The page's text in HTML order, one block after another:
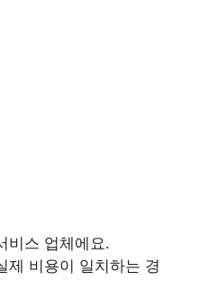
비스 업체에요.
제 비용이 일치하는 경